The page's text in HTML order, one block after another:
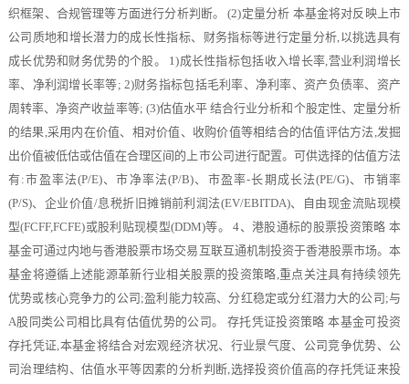
织框架、合规管理等方面进行分析判断。 (2)定量分析 本基金将对反映上市
公司质地和增长潜力的成长性指标、财务指标等进行定量分析,以挑选具有
成长优势和财务优势的个股。 1)成长性指标包括收入增长率,营业利润增长
率、净利润增长率等; 2)财务指标包括毛利率、净利率、资产负债率、资产
周转率、净资产收益率等; (3)估值水平 结合行业分析和个股定性、定量分析
的结果,采用内在价值、相对价值、收购价值等相结合的估值评估方法,发掘
出价值被低估或估值在合理区间的上市公司进行配置。可供选择的估值方法
有:市盈率法(P/E)、市净率法(P/B)、市盈率-长期成长法(PE/G)、市销率
(P/S)、企业价值/息税折旧摊销前利润法(EV/EBITDA)、自由现金流贴现模
型(FCFF,FCFE)或股利贴现模型(DDM)等。 4、港股通标的股票投资策略 本
基金可通过内地与香港股票市场交易互联互通机制投资于香港股票市场。本
基金将遵循上述能源革新行业相关股票的投资策略,重点关注具有持续领先
优势或核心竞争力的公司;盈利能力较高、分红稳定或分红潜力大的公司;与
A股同类公司相比具有估值优势的公司。 存托凭证投资策略 本基金可投资
存托凭证,本基金将结合对宏观经济状况、行业景气度、公司竞争优势、公
司治理结构、估值水平等因素的分析判断,选择投资价值高的存托凭证来投